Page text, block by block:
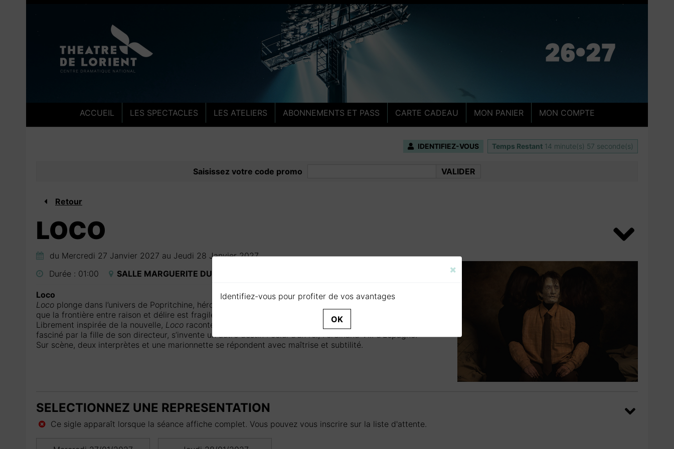
ACCUEIL LES SPECTACLES LES ATELIERS ABONNEMENTS ET PASS CARTE CADEAU MON PANIER MON COMPTE
IDENTIFIEZ-VOUS Temps Restant 14 minute(s) 56 seconde(s)
Saisissez votre code promo VALIDER
Retour
LOCO
du Mercredi 27 Janvier 2027 au Jeudi 28 Janvier 2027
Durée : 01:00 SALLE MARGUERITE DURAS
Loco
Loco plonge dans l’univers de Popritchine, héros du
que la frontière entre raison et délire est fragile.
Librement inspirée de la nouvelle, Loco raconte comment Popritchine, écrasé par sa condition et
fasciné par la fille de son directeur, s’invente un autre destin : celui d’un roi, Ferdinand VIII d’Espagne.
Sur scène, deux interprètes et une marionnette se répondent avec maîtrise et subtilité.
SELECTIONNEZ UNE REPRESENTATION
Ce sigle apparaît lorsque la séance affiche complet. Vous pouvez vous inscrire sur la liste d'attente.
Identifiez-vous pour profiter de vos avantages
OK